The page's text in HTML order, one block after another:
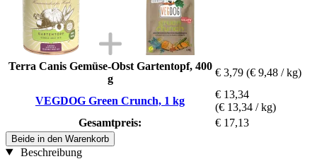
Terra Canis Gemüse-Obst Gartentopf, 400
g
€ 3,79 (€ 9,48 / kg)
VEGDOG Green Crunch, 1 kg
€ 13,34
(€ 13,34 / kg)
Gesamtpreis:
€ 17,13
Beide in den Warenkorb
Beschreibung